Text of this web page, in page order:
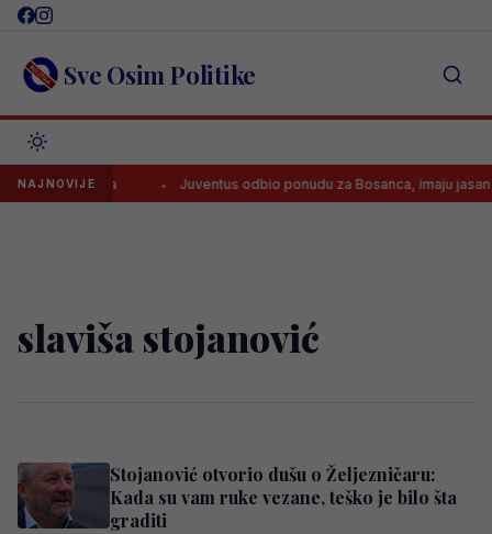
Skip
content Sve Osim Politike
NAJNOVIJE
Baždara Juventus odbio ponudu za Bosanca, imaju jasan
slaviša stojanović
Stojanović otvorio dušu o Željezničaru:
Kada su vam ruke vezane, teško je bilo šta
graditi